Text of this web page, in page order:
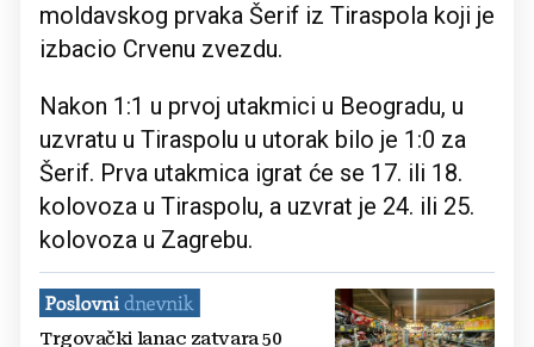
moldavskog prvaka Šerif iz Tiraspola koji je
izbacio Crvenu zvezdu.
Nakon 1:1 u prvoj utakmici u Beogradu, u
uzvratu u Tiraspolu u utorak bilo je 1:0 za
Šerif. Prva utakmica igrat će se 17. ili 18.
kolovoza u Tiraspolu, a uzvrat je 24. ili 25.
kolovoza u Zagrebu.
Trgovački lanac zatvara 50